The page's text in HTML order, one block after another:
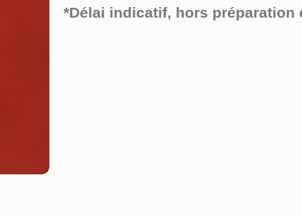
*Délai indicatif, hors préparation